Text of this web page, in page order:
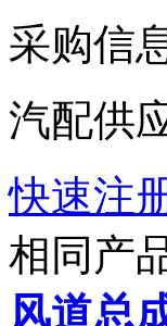
采购信
汽配供
快速注
相同产
风道总